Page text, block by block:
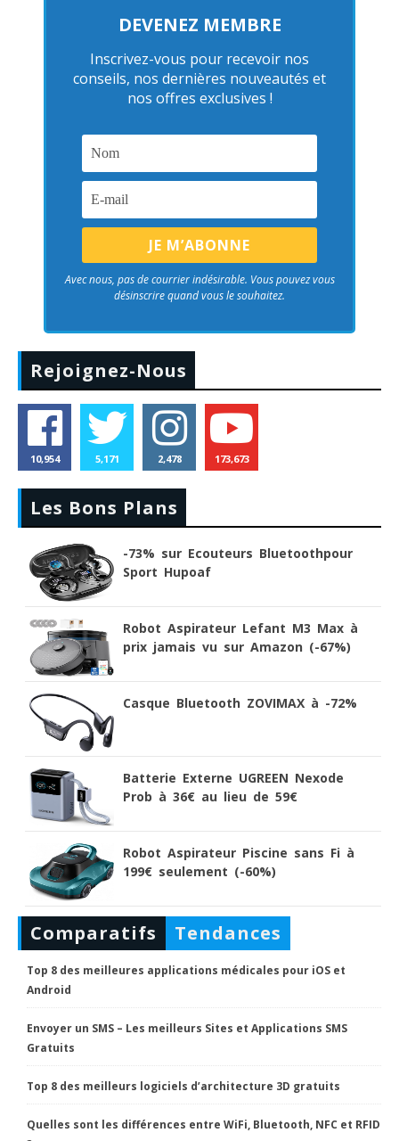
DEVENEZ MEMBRE
Inscrivez-vous pour recevoir nos
conseils, nos dernières nouveautés et
nos offres exclusives !
Avec nous, pas de courrier indésirable. Vous pouvez vous
désinscrire quand vous le souhaitez.
Rejoignez-Nous
10,954 5,171 2,478 173,673
Les Bons Plans
-73% sur Ecouteurs Bluetoothpour
Sport Hupoaf
Robot Aspirateur Lefant M3 Max à
prix jamais vu sur Amazon (-67%)
Casque Bluetooth ZOVIMAX à -72%
Batterie Externe UGREEN Nexode
Prob à 36€ au lieu de 59€
Robot Aspirateur Piscine sans Fi à
199€ seulement (-60%)
Comparatifs Tendances
Top 8 des meilleures applications médicales pour iOS et
Android
Envoyer un SMS – Les meilleurs Sites et Applications SMS
Gratuits
Top 8 des meilleurs logiciels d’architecture 3D gratuits
Quelles sont les différences entre WiFi, Bluetooth, NFC et RFID